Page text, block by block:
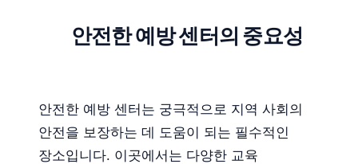
안전한 예방 센터의 중요성
안전한 예방 센터는 궁극적으로 지역 사회의
안전을 보장하는 데 도움이 되는 필수적인
장소입니다. 이곳에서는 다양한 교육